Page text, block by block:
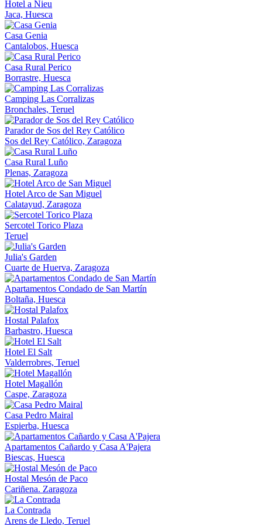
Hotel a Nieu
Jaca, Huesca
Casa Genia
Cantalobos, Huesca
Casa Rural Perico
Borrastre, Huesca
Camping Las Corralizas
Bronchales, Teruel
Parador de Sos del Rey Católico
Sos del Rey Católico, Zaragoza
Casa Rural Luño
Plenas, Zaragoza
Hotel Arco de San Miguel
Calatayud, Zaragoza
Sercotel Torico Plaza
Teruel
Julia's Garden
Cuarte de Huerva, Zaragoza
Apartamentos Condado de San Martín
Boltaña, Huesca
Hostal Palafox
Barbastro, Huesca
Hotel El Salt
Valderrobres, Teruel
Hotel Magallón
Caspe, Zaragoza
Casa Pedro Mairal
Espierba, Huesca
Apartamentos Cañardo y Casa A'Pajera
Biescas, Huesca
Hostal Mesón de Paco
Cariñena. Zaragoza
La Contrada
Arens de Lledo, Teruel